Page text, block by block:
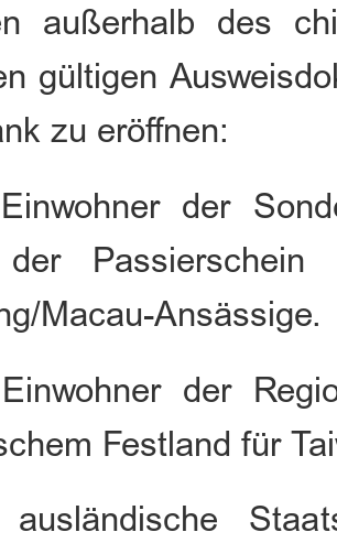
außerhalb des
gültigen
zu eröffnen:
der
Macau-Ansässige.
der
Festland für